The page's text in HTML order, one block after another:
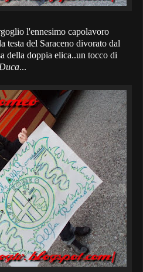
l'ennesimo capolavoro
testa del Saraceno divorato dal
della doppia elica..un tocco di
Duca...